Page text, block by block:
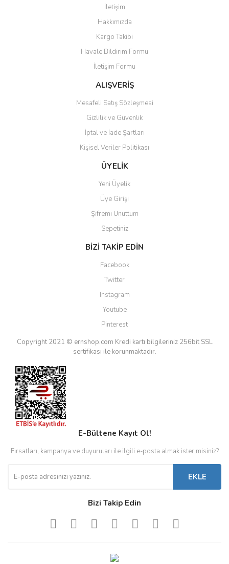
Ürün resmi kalitesiz, bozuk veya görüntülenemiyor.
Ürün açıklamasında eksik bilgiler bulunuyor.
Ürün bilgilerinde hatalar bulunuyor.
Ürün fiyatı diğer sitelerden daha pahalı.
Bu ürüne benzer farklı alternatifler olmalı.
Gönder
İletişim
Hakkımızda
Kargo Takibi
Havale Bildirim Formu
İletişim Formu
ALIŞVERİŞ
Mesafeli Satış Sözleşmesi
Gizlilik ve Güvenlik
İptal ve İade Şartları
Kişisel Veriler Politikası
ÜYELİK
Yeni Üyelik
Üye Girişi
Şifremi Unuttum
Sepetiniz
BİZİ TAKİP EDİN
Facebook
Twitter
Instagram
Youtube
Pinterest
Copyright 2021 © ernshop.com Kredi kartı bilgileriniz 256bit SSL
sertifikası ile korunmaktadır.
E-Bültene Kayıt Ol!
Fırsatları, kampanya ve duyuruları ile ilgili e-posta almak ister misiniz?
EKLE
Bizi Takip Edin